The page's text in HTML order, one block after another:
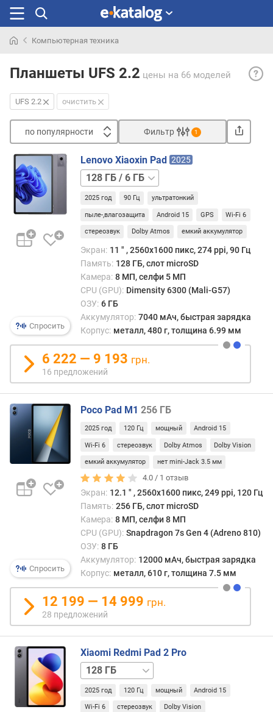
раньше
Компьютерная техника
Планшеты UFS 2.2 цены на 66 моделей
UFS
2.2
UFS
в
UFS 2.2 очистить
по популярности
п
о
п
о
у
л
т
и
о
т
д
ш
в
х
д
м
о
т
д
о
г
х
к
Фильтр 1
Спросить
Lenovo Xiaoxin Pad 2025
128 ГБ
/
ГБ256 ГБ
2025 год 90 Гц ультратонкий
пыле-,влагозащита Android 15 GPS Wi-Fi 6
стереозвук Dolby Atmos емкий аккумулятор
Экран: 11 ″ , 2560x1600 пикс, 274 ppi, 90 Гц
Память: 128 ГБ, слот microSD
Камера: 8 МП, селфи 5 МП
CPU (GPU): Dimensity 6300 (Mali-G57)
ОЗУ: 6 ГБ
Аккумулятор: 7040 мАч, быстрая зарядка
Корпус: металл, 480 г, толщина 6.99 мм
6 222 — 9 193 грн.
16 предложений
Спросить
Poco Pad M1 256 ГБ
2025 год 120 Гц мощный Android 15
Wi-Fi 6 стереозвук Dolby Atmos Dolby Vision
емкий аккумулятор нет mini-Jack 3.5 мм
4.0 / 1 отзыв
Экран: 12.1 ″ , 2560x1600 пикс, 249 ppi, 120 Гц
Память: 256 ГБ, слот microSD
Камера: 8 МП, селфи 8 МП
CPU (GPU): Snapdragon 7s Gen 4 (Adreno 810)
ОЗУ: 8 ГБ
Аккумулятор: 12000 мАч, быстрая зарядка
Корпус: металл, 610 г, толщина 7.5 мм
12 199 — 14 999 грн.
28 предложений
Xiaomi Redmi Pad 2 Pro
128 ГБ
/
5G256 ГБ
256 ГБ
2025 год 120 Гц мощный Android 15
Wi-Fi 6 стереозвук Dolby Vision